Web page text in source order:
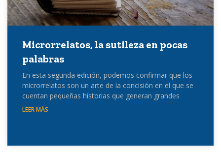
Microrrelatos, la sutileza en pocas
palabras
En esta segunda edición, podemos confirmar que los
microrrelatos son un arte de la concisión en el que se
cuentan pequeñas historias que generan grandes
LEER MÁS